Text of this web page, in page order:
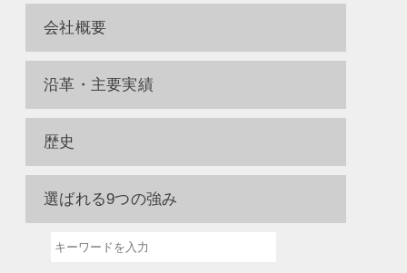
会社概要
沿革・主要実績
歴史
選ばれる9つの強み